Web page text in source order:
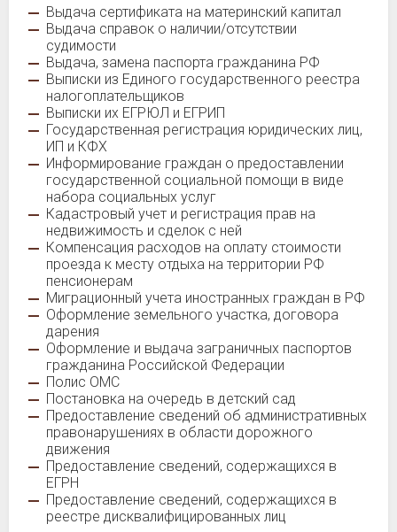
Выдача сертификата на материнский капитал
Выдача справок о наличии/отсутствии
судимости
Выдача, замена паспорта гражданина РФ
Выписки из Единого государственного реестра
налогоплательщиков
Выписки их ЕГРЮЛ и ЕГРИП
Государственная регистрация юридических лиц,
ИП и КФХ
Информирование граждан о предоставлении
государственной социальной помощи в виде
набора социальных услуг
Кадастровый учет и регистрация прав на
недвижимость и сделок с ней
Компенсация расходов на оплату стоимости
проезда к месту отдыха на территории РФ
пенсионерам
Миграционный учета иностранных граждан в РФ
Оформление земельного участка, договора
дарения
Оформление и выдача заграничных паспортов
гражданина Российской Федерации
Полис ОМС
Постановка на очередь в детский сад
Предоставление сведений об административных
правонарушениях в области дорожного
движения
Предоставление сведений, содержащихся в
ЕГРН
Предоставление сведений, содержащихся в
реестре дисквалифицированных лиц